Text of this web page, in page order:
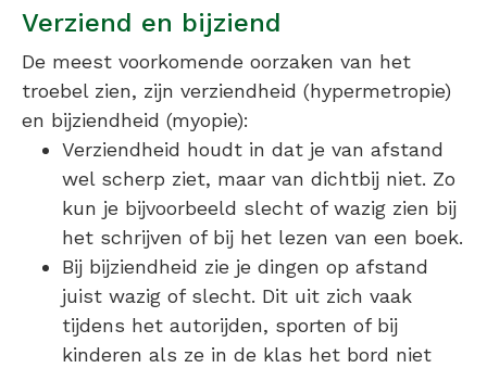
Verziend en bijziend
De meest voorkomende oorzaken van het
troebel zien, zijn verziendheid (hypermetropie)
en bijziendheid (myopie):
Verziendheid houdt in dat je van afstand
wel scherp ziet, maar van dichtbij niet. Zo
kun je bijvoorbeeld slecht of wazig zien bij
het schrijven of bij het lezen van een boek.
Bij bijziendheid zie je dingen op afstand
juist wazig of slecht. Dit uit zich vaak
tijdens het autorijden, sporten of bij
kinderen als ze in de klas het bord niet